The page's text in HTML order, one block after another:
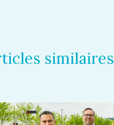
similaires